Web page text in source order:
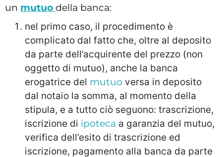
un mutuo della banca:
nel primo caso, il procedimento è
complicato dal fatto che, oltre al deposito
da parte dell’acquirente del prezzo (non
oggetto di mutuo), anche la banca
erogatrice del mutuo versa in deposito
dal notaio la somma, al momento della
stipula, e a tutto ciò seguono: trascrizione,
iscrizione di ipoteca a garanzia del mutuo,
verifica dell’esito di trascrizione ed
iscrizione, pagamento alla banca da parte